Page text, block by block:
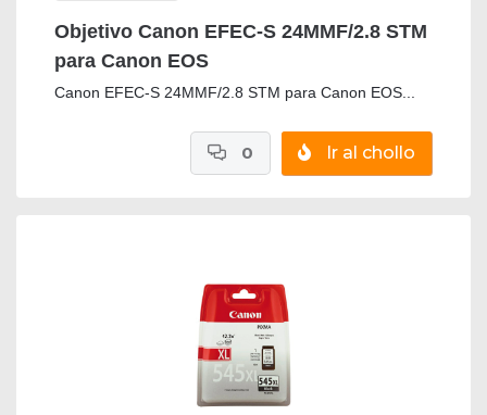
Objetivo Canon EFEC-S 24MMF/2.8 STM
para Canon EOS
Canon EFEC-S 24MMF/2.8 STM para Canon EOS...
Ir al chollo
0